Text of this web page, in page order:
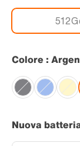
Colore :
Nuova